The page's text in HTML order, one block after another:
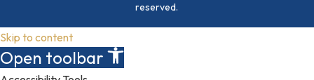
reserved.
Skip to content
Open toolbar